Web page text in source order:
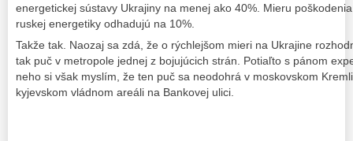
energetickej sústavy Ukrajiny na menej ako 40%. Mieru
ruskej energetiky odhadujú na 10%.
Takže tak. Naozaj sa zdá, že o rýchlejšom mieri na Ukrajine
tak puč v metropole jednej z bojujúcich strán. Potiaľto s pánom
neho si však myslím, že ten puč sa neodohrá v moskovskom
kyjevskom vládnom areáli na Bankovej ulici.